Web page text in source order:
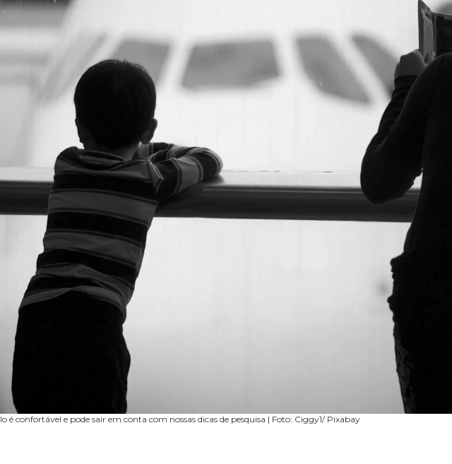
é confortável e pode sair em conta com nossas dicas de pesquisa | Foto: Ciggy1/ Pixabay